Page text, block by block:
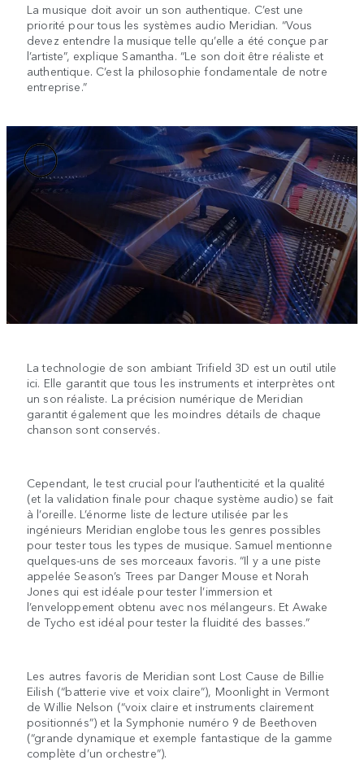
La musique doit avoir un son authentique. C’est une
priorité pour tous les systèmes audio Meridian. “Vous
devez entendre la musique telle qu’elle a été conçue par
l’artiste”, explique Samantha. “Le son doit être réaliste et
authentique. C’est la philosophie fondamentale de notre
entreprise.”
La technologie de son ambiant Trifield 3D est un outil utile
ici. Elle garantit que tous les instruments et interprètes ­ont
un son­ réaliste. La précision numérique de Meridian
garantit également que les moindres détails de chaque
chanson sont conservés.
Cependant, le test crucial pour l’authenticité et la qualité
(et la validation finale pour chaque système audio) se fait
à l’oreille. L’énorme liste de lecture utilisée par les
ingénieurs Meridian englobe tous les genres possibles
pour tester tous les types de musique. Samuel mentionne
quelques-uns de ses morceaux favoris. “Il y a une piste
appelée Season’s Trees par Danger Mouse et Norah
Jones qui est idéale pour tester l’immersion et
l’enveloppement obtenu avec nos mélangeurs. Et Awake
de Tycho est idéal pour tester la fluidité des basses.”
Les autres favoris de Meridian sont Lost Cause de Billie
Eilish (“batterie vive et voix claire”), Moonlight in Vermont
de Willie Nelson (“voix claire et instruments clairement
positionnés”) et la Symphonie numéro 9 de Beethoven
(“grande dynamique et exemple fantastique de la gamme
complète d’un orchestre”).